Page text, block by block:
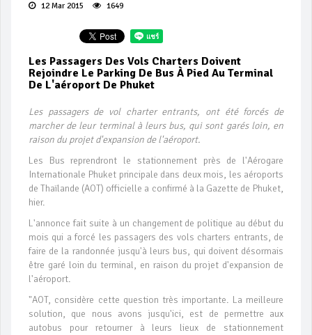
12 Mar 2015 1649
Les Passagers Des Vols Charters Doivent
Rejoindre Le Parking De Bus À Pied Au Terminal
De L'aéroport De Phuket
Les passagers de vol charter entrants, ont été forcés de
marcher de leur terminal à leurs bus, qui sont garés loin, en
raison du projet d'expansion de l'aéroport.
Les Bus reprendront le stationnement près de l'Aérogare
Internationale Phuket principale dans deux mois, les aéroports
de Thaïlande (AOT) officielle a confirmé à la Gazette de Phuket,
hier.
L'annonce fait suite à un changement de politique au début du
mois qui a forcé les passagers des vols charters entrants, de
faire de la randonnée jusqu'à leurs bus, qui doivent désormais
être garé loin du terminal, en raison du projet d'expansion de
l'aéroport.
"AOT, considère cette question très importante. La meilleure
solution, que nous avons jusqu'ici, est de permettre aux
autobus pour retourner à leurs lieux de stationnement